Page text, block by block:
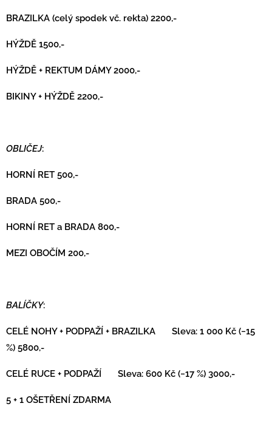
BRAZILKA (celý spodek vč. rekta) 2200,-
HÝŽDĚ 1500,-
HÝŽDĚ + REKTUM DÁMY 2000,-
BIKINY + HÝŽDĚ 2200,-
OBLIČEJ:
HORNÍ RET 500,-
BRADA 500,-
HORNÍ RET a BRADA 800,-
MEZI OBOČÍM 200,-
BALÍČKY:
CELÉ NOHY + PODPAŽÍ + BRAZILKA 🎁 Sleva: 1 000 Kč (−15
%) 5800,-
CELÉ RUCE + PODPAŽÍ 🎁 Sleva: 600 Kč (−17 %) 3000,-
5 + 1 OŠETŘENÍ ZDARMA